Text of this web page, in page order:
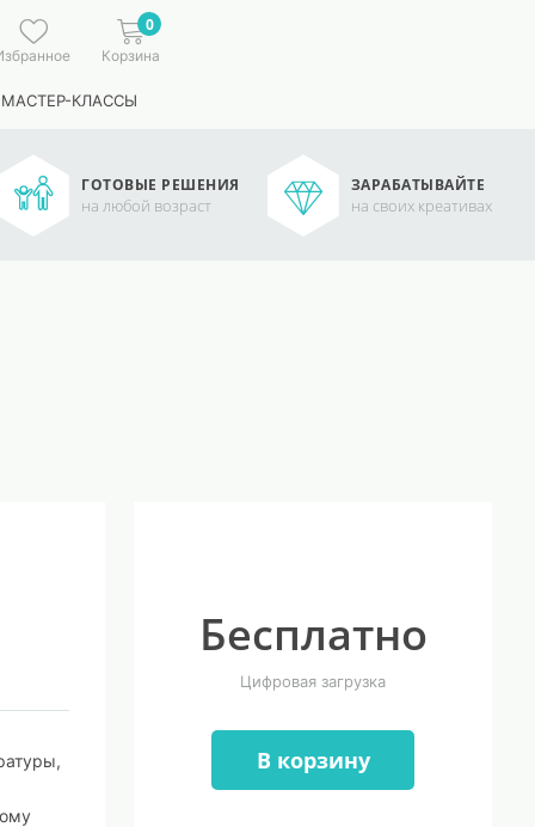
0
Корзина
КЛАССЫ
ГОТОВЫЕ РЕШЕНИЯ
на любой возраст
ЗАРАБАТЫВАЙТЕ
на своих креативах
Бесплатно
Цифровая загрузка
В корзину